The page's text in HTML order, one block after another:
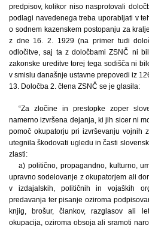
predpisov, kolikor niso nasprotovali
podlagi navedenega treba uporabljati v
o sodnem kazenskem postopanju za
z dne 16. 2. 1929 (na primer tudi
odločitve, saj ta z določbami ZSNČ ni
zakonske ureditve torej tega sodišča ni
v smislu današnje ustavne prepovedi iz
13. Določba 2. člena ZSNČ se je glasila:
“Za zločine in prestopke zoper
namerno izvršena dejanja, ki jih sicer ni
pomoč okupatorju pri izvrševanju vojnih
utegnila škodovati ugledu in časti
zlasti:
a) politično, propagandno, kulturno,
upravno sodelovanje z okupatorjem ali
v izdajalskih, političnih in vojaških
predavanja ter pisanje oziroma
knjig, brošur, člankov, razglasov ali
okupacija, oziroma obsoja ali sramoti